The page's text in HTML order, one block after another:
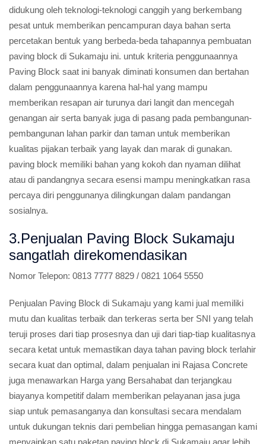
didukung oleh teknologi-teknologi canggih yang berkembang
pesat untuk memberikan pencampuran daya bahan serta
percetakan bentuk yang berbeda-beda tahapannya pembuatan
paving block di Sukamaju ini. untuk kriteria penggunaannya
Paving Block saat ini banyak diminati konsumen dan bertahan
dalam penggunaannya karena hal-hal yang mampu
memberikan resapan air turunya dari langit dan mencegah
genangan air serta banyak juga di pasang pada pembangunan-
pembangunan lahan parkir dan taman untuk memberikan
kualitas pijakan terbaik yang layak dan marak di gunakan.
paving block memiliki bahan yang kokoh dan nyaman dilihat
atau di pandangnya secara esensi mampu meningkatkan rasa
percaya diri penggunanya dilingkungan dalam pandangan
sosialnya.
3.Penjualan Paving Block Sukamaju
sangatlah direkomendasikan
Nomor Telepon: 0813 7777 8829 / 0821 1064 5550
Penjualan Paving Block di Sukamaju yang kami jual memiliki
mutu dan kualitas terbaik dan terkeras serta ber SNI yang telah
teruji proses dari tiap prosesnya dan uji dari tiap-tiap kualitasnya
secara ketat untuk memastikan daya tahan paving block terlahir
secara kuat dan optimal, dalam penjualan ini Rajasa Concrete
juga menawarkan Harga yang Bersahabat dan terjangkau
biayanya kompetitif dalam memberikan pelayanan jasa juga
siap untuk pemasanganya dan konsultasi secara mendalam
untuk dukungan teknis dari pembelian hingga pemasangan kami
menyaipkan satu paketan paving block di Sukamaju agar lebih